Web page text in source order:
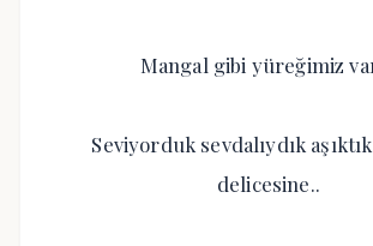
Mangal gibi yüreğimiz
Seviyorduk sevdalıydık
delicesine..